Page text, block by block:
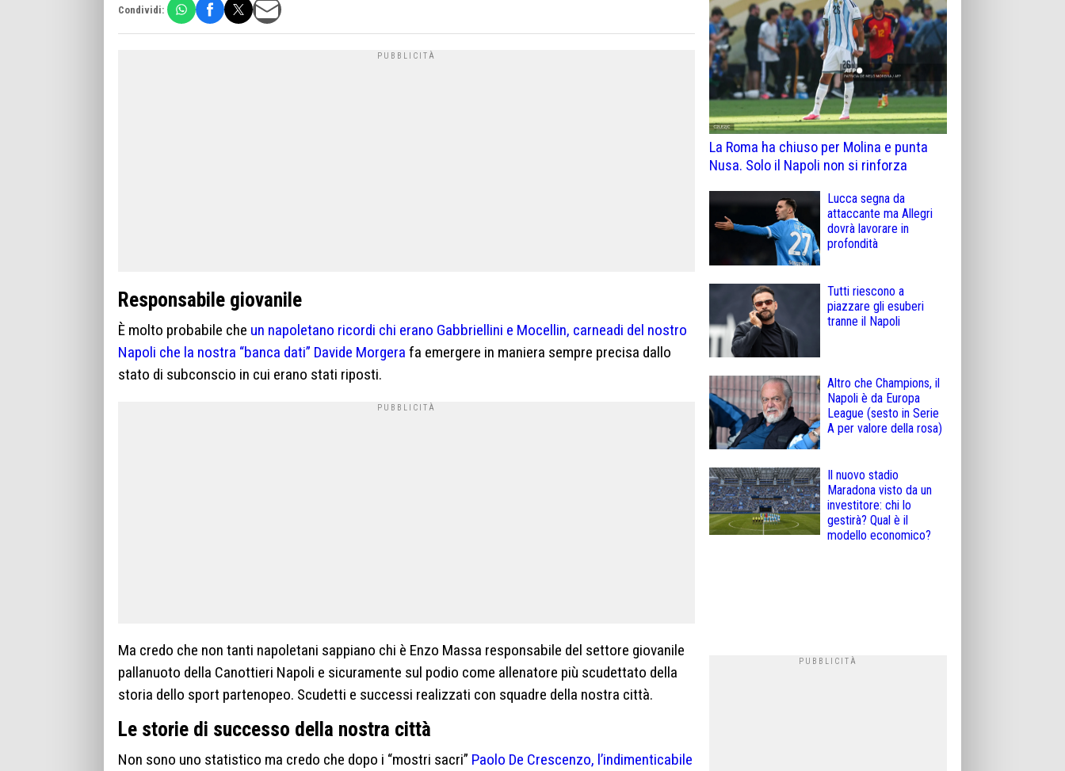
Condividi:
Responsabile giovanile
È molto probabile che un napoletano ricordi chi erano Gabbriellini e Mocellin, carneadi del nostro
Napoli che la nostra “banca dati” Davide Morgera fa emergere in maniera sempre precisa dallo
stato di subconscio in cui erano stati riposti.
Ma credo che non tanti napoletani sappiano chi è Enzo Massa responsabile del settore giovanile
pallanuoto della Canottieri Napoli e sicuramente sul podio come allenatore più scudettato della
storia dello sport partenopeo. Scudetti e successi realizzati con squadre della nostra città.
Le storie di successo della nostra città
Non sono uno statistico ma credo che dopo i “mostri sacri” Paolo De Crescenzo, l’indimenticabile
La Roma ha chiuso per Molina e punta
Nusa. Solo il Napoli non si rinforza
Lucca segna da
attaccante ma Allegri
dovrà lavorare in
profondità
Tutti riescono a
piazzare gli esuberi
tranne il Napoli
Altro che Champions, il
Napoli è da Europa
League (sesto in Serie
A per valore della rosa)
Il nuovo stadio
Maradona visto da un
investitore: chi lo
gestirà? Qual è il
modello economico?